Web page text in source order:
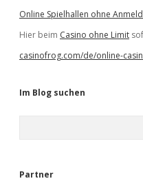
Online Spielhallen ohne
Hier beim Casino ohne Limit
casinofrog.com/de/online-
Im Blog suchen
e
Partner